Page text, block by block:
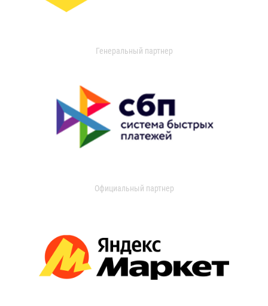
Генеральный партнер
Официальный партнер